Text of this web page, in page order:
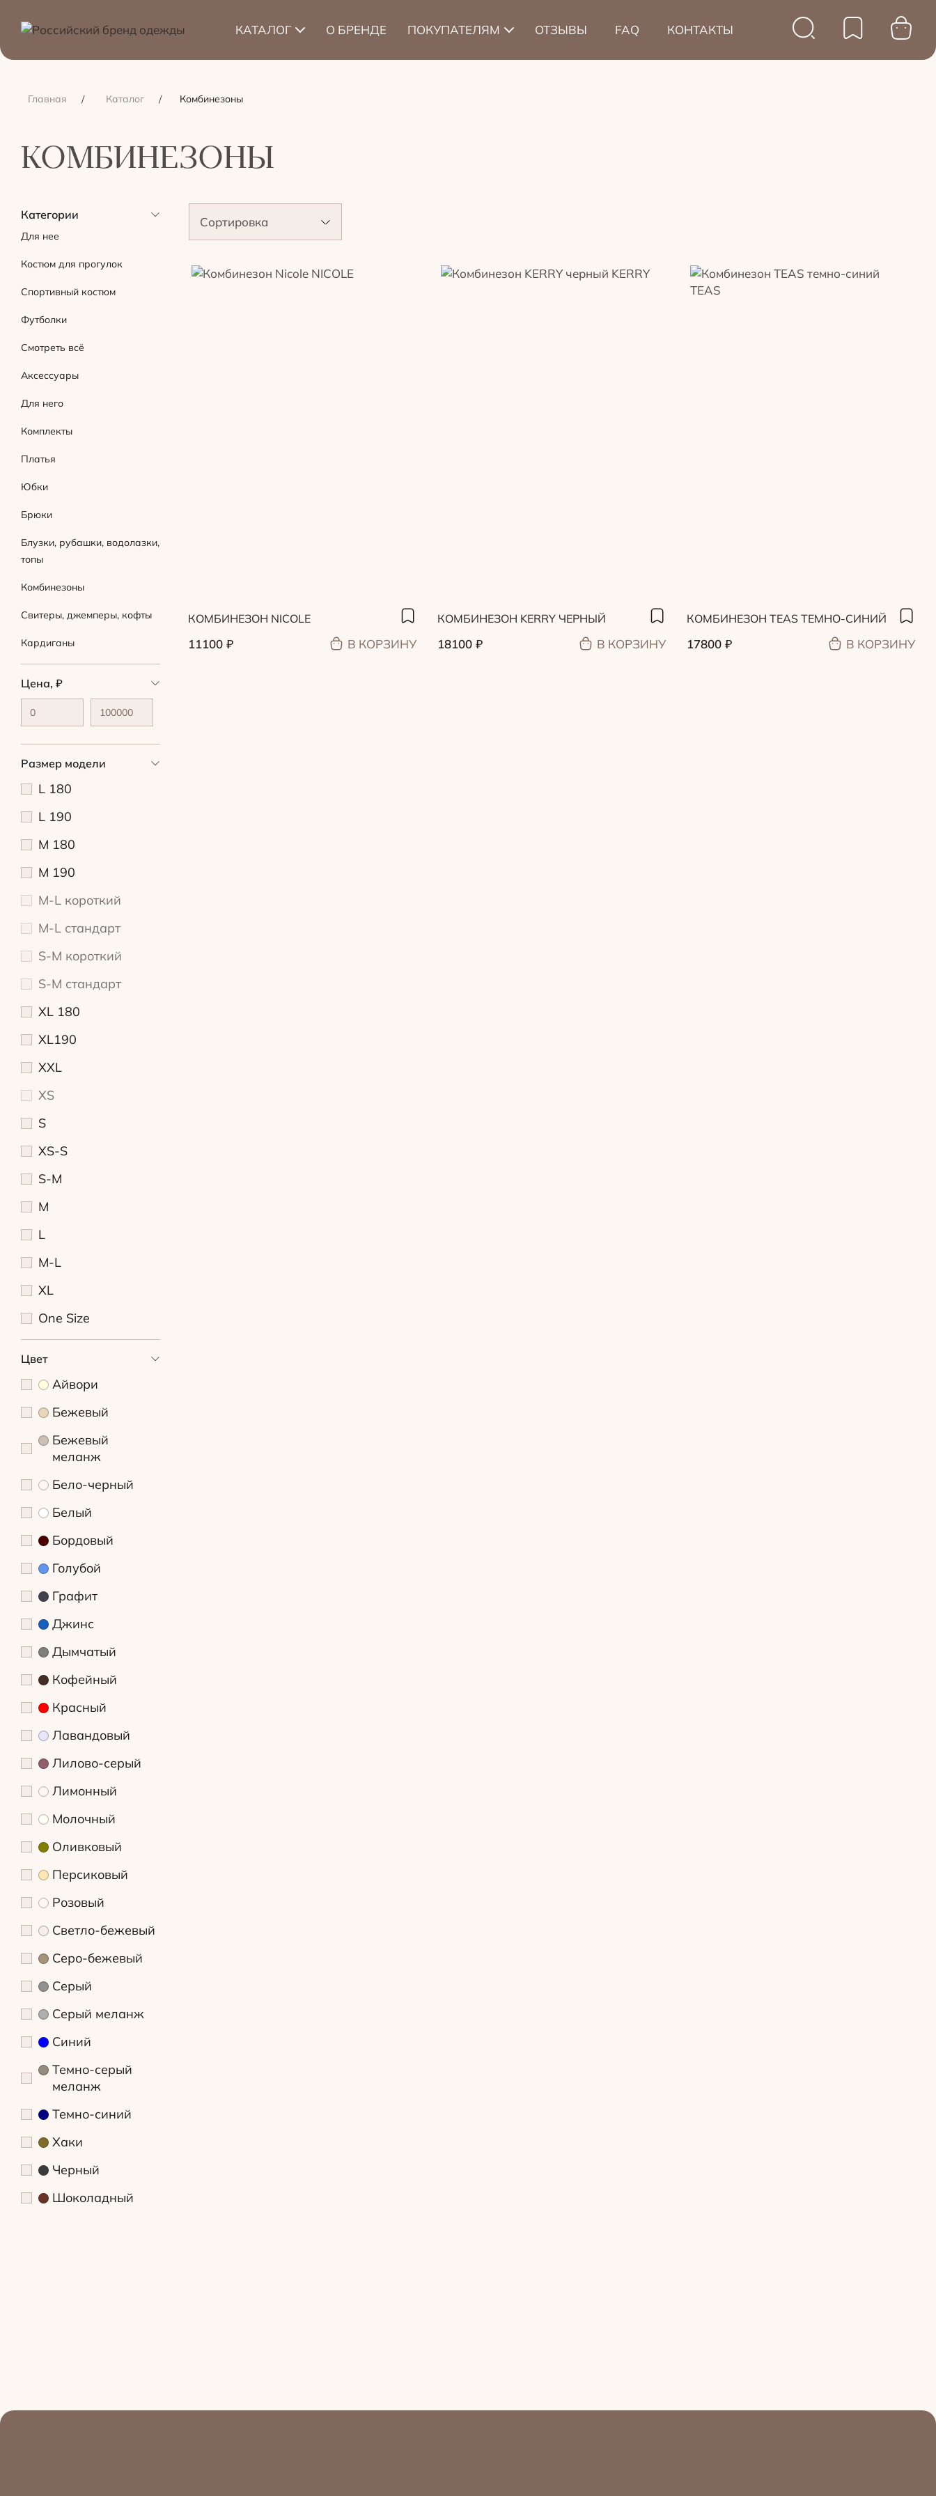
КАТАЛОГ О БРЕНДЕ ПОКУПАТЕЛЯМ ОТЗЫВЫ FAQ КОНТАКТЫ
Главная Каталог Комбинезоны
КОМБИНЕЗОНЫ
Категории
Для нее
Костюм для прогулок
Спортивный костюм
Футболки
Смотреть всё
Аксессуары
Для него
Комплекты
Платья
Юбки
Брюки
Блузки, рубашки, водолазки,
топы
Комбинезоны
Свитеры, джемперы, кофты
Кардиганы
Цена, ₽
Размер модели
L 180
L 190
M 180
M 190
M-L короткий
M-L стандарт
S-M короткий
S-M стандарт
XL 180
XL190
XXL
XS
S
XS-S
S-M
M
L
M-L
XL
One Size
Цвет
Айвори
Бежевый
Бежевый
меланж
Бело-черный
Белый
Бордовый
Голубой
Графит
Джинс
Дымчатый
Кофейный
Красный
Лавандовый
Лилово-серый
Лимонный
Молочный
Оливковый
Персиковый
Розовый
Светло-бежевый
Серо-бежевый
Серый
Серый меланж
Синий
Темно-серый
меланж
Темно-синий
Хаки
Черный
Шоколадный
Сортировка
КОМБИНЕЗОН NICOLE
11100 ₽ В КОРЗИНУ
КОМБИНЕЗОН KERRY ЧЕРНЫЙ
18100 ₽ В КОРЗИНУ
КОМБИНЕЗОН TEAS ТЕМНО-СИНИЙ
17800 ₽ В КОРЗИНУ